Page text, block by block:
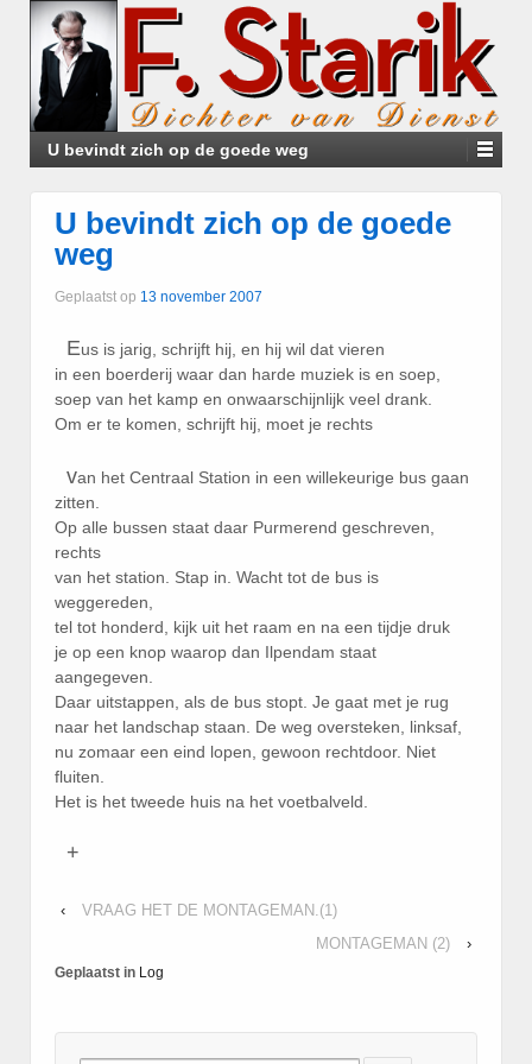
U bevindt zich op de goede weg
U bevindt zich op de goede
weg
Geplaatst op 13 november 2007
Eus is jarig, schrijft hij, en hij wil dat vieren
in een boerderij waar dan harde muziek is en soep,
soep van het kamp en onwaarschijnlijk veel drank.
Om er te komen, schrijft hij, moet je rechts
van het Centraal Station in een willekeurige bus gaan
zitten.
Op alle bussen staat daar Purmerend geschreven,
rechts
van het station. Stap in. Wacht tot de bus is
weggereden,
tel tot honderd, kijk uit het raam en na een tijdje druk
je op een knop waarop dan Ilpendam staat
aangegeven.
Daar uitstappen, als de bus stopt. Je gaat met je rug
naar het landschap staan. De weg oversteken, linksaf,
nu zomaar een eind lopen, gewoon rechtdoor. Niet
fluiten.
Het is het tweede huis na het voetbalveld.
+
‹
VRAAG HET DE MONTAGEMAN.(1)
MONTAGEMAN (2)
›
Geplaatst in Log